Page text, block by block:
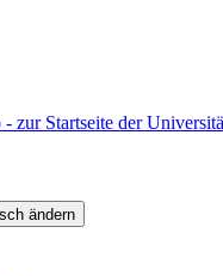
zur Startseite der
ändern